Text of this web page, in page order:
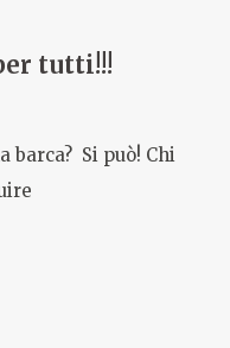
tutti!!!
barca? Si può! Chi